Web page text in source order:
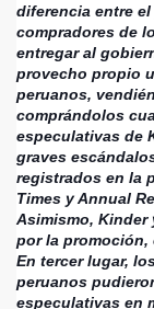
diferencia entre
compradores de
entregar al
provecho propio
peruanos,
comprándolos
especulativas de
graves
registrados en la
Times y Annual
Asimismo, Kinder
por la promoción,
En tercer lugar,
peruanos
especulativas en